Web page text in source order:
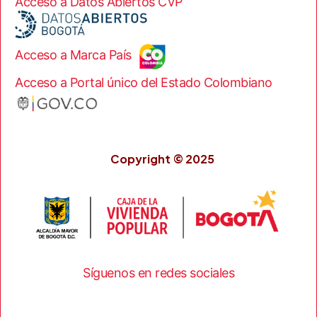
Acceso a Marca País
Acceso a Portal único del Estado Colombiano
Copyright © 2025
Síguenos en redes sociales